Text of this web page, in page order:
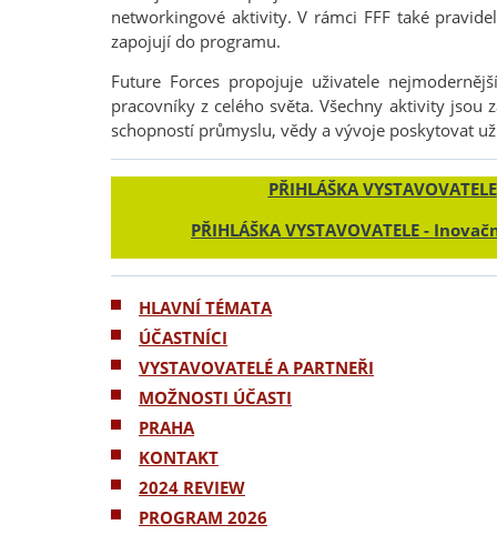
networkingové aktivity. V rámci FFF také
zapojují do programu.
Future Forces propojuje uživatele
pracovníky z celého světa. Všechny aktivity jsou
schopností průmyslu, vědy a vývoje poskytovat
PŘIHLÁŠKA VYSTAVOVATELE
PŘIHLÁŠKA VYSTAVOVATELE -
HLAVNÍ TÉMATA
ÚČASTNÍCI
VYSTAVOVATELÉ A PARTNEŘI
MOŽNOSTI ÚČASTI
PRAHA
KONTAKT
2024 REVIEW
PROGRAM 2026